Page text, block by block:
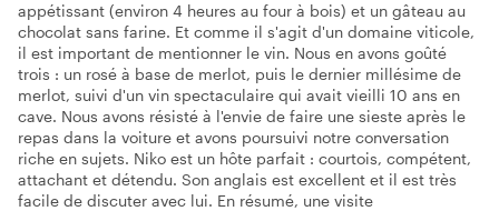
appétissant (environ 4 heures au four à bois) et un gâteau au
chocolat sans farine. Et comme il s'agit d'un domaine viticole,
il est important de mentionner le vin. Nous en avons goûté
trois : un rosé à base de merlot, puis le dernier millésime de
merlot, suivi d'un vin spectaculaire qui avait vieilli 10 ans en
cave. Nous avons résisté à l'envie de faire une sieste après le
repas dans la voiture et avons poursuivi notre conversation
riche en sujets. Niko est un hôte parfait : courtois, compétent,
attachant et détendu. Son anglais est excellent et il est très
facile de discuter avec lui. En résumé, une visite